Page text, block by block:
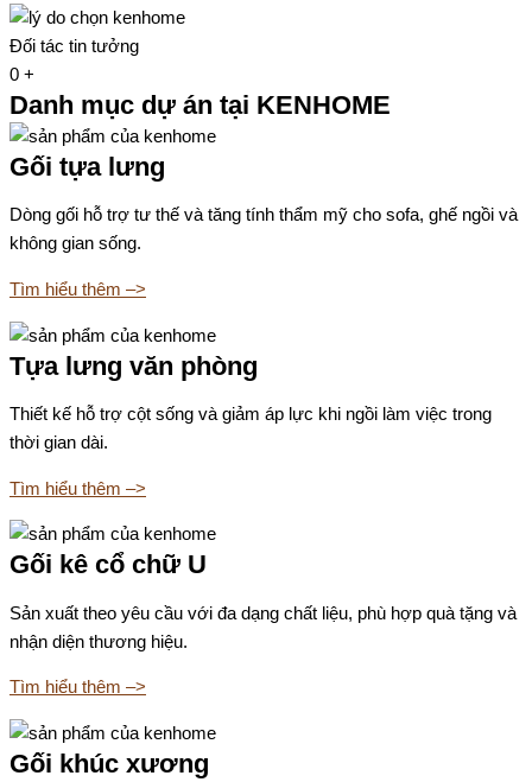
Đối tác tin tưởng
0 +
Danh mục dự án tại KENHOME
Gối tựa lưng
Dòng gối hỗ trợ tư thế và tăng tính thẩm mỹ cho sofa, ghế ngồi và
không gian sống.
Tìm hiểu thêm –>
Tựa lưng văn phòng
Thiết kế hỗ trợ cột sống và giảm áp lực khi ngồi làm việc trong
thời gian dài.
Tìm hiểu thêm –>
Gối kê cổ chữ U
Sản xuất theo yêu cầu với đa dạng chất liệu, phù hợp quà tặng và
nhận diện thương hiệu.
Tìm hiểu thêm –>
Gối khúc xương